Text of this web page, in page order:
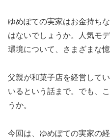
ゆめぽての実家はお金持ち
はないでしょうか。人気モ
環境について、さまざまな
父親が和菓子店を経営して
いるという話まで。でも、
うか。
今回は、ゆめぽての実家の